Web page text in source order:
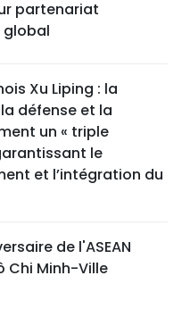
partenariat
Xu Liping : la
défense et la
un « triple
le
et l’intégration du
de l'ASEAN
Chi Minh-Ville